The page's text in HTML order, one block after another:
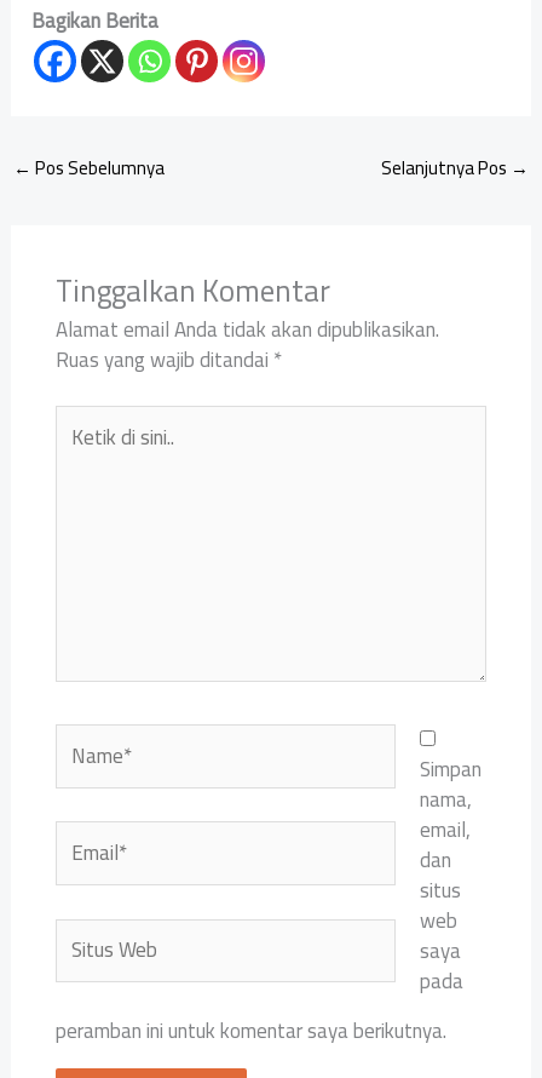
Bagikan Berita
← Pos Sebelumnya Selanjutnya Pos →
Tinggalkan Komentar
Alamat email Anda tidak akan dipublikasikan.
Ruas yang wajib ditandai*
Ketik
Name*
Email*
Situs
Web
Simpan
nama,
email,
dan
situs
web
saya
pada
peramban ini untuk komentar saya berikutnya.